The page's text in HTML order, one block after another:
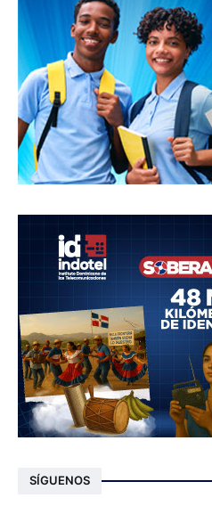
SÍGUENOS